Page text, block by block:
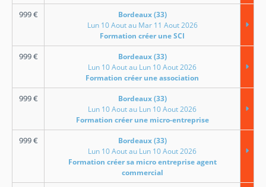
999€
Bordeaux (33)
Lun 10 Aout au Mar 11 Aout 2026
Formation créer une SCI
999€
Bordeaux (33)
Lun 10 Aout au Lun 10 Aout 2026
Formation créer une association
999€
Bordeaux (33)
Lun 10 Aout au Lun 10 Aout 2026
Formation créer une micro-entreprise
999€
Bordeaux (33)
Lun 10 Aout au Lun 10 Aout 2026
Formation créer sa micro entreprise agent
commercial